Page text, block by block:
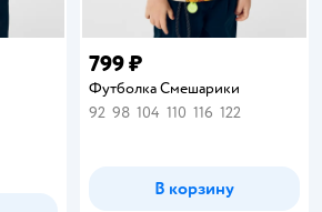
799 ₽
Футболка Смешарики
92 98 104 110 116 122
В корзину